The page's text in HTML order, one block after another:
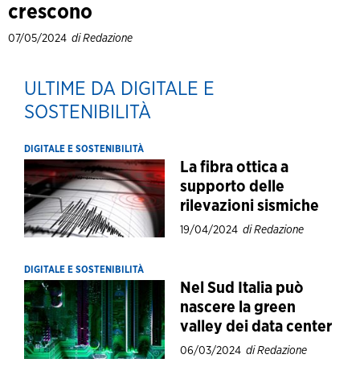
crescono
07/05/2024 di Redazione
ULTIME DA DIGITALE E
SOSTENIBILITÀ
DIGITALE E SOSTENIBILITÀ
La fibra ottica a
supporto delle
rilevazioni sismiche
19/04/2024 di Redazione
DIGITALE E SOSTENIBILITÀ
Nel Sud Italia può
nascere la green
valley dei data center
06/03/2024 di Redazione